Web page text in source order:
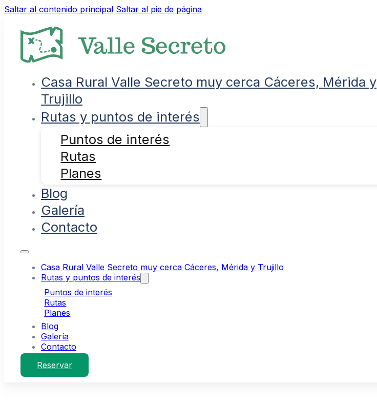
Saltar al contenido principal Saltar al pie de página
Casa Rural Valle Secreto muy cerca Cáceres, Mérida y
Trujillo
Rutas y puntos de interés
Puntos de interés
Rutas
Planes
Blog
Galería
Contacto
Casa Rural Valle Secreto muy cerca Cáceres, Mérida y Trujillo
Rutas y puntos de interés
Puntos de interés
Rutas
Planes
Blog
Galería
Contacto
Reservar